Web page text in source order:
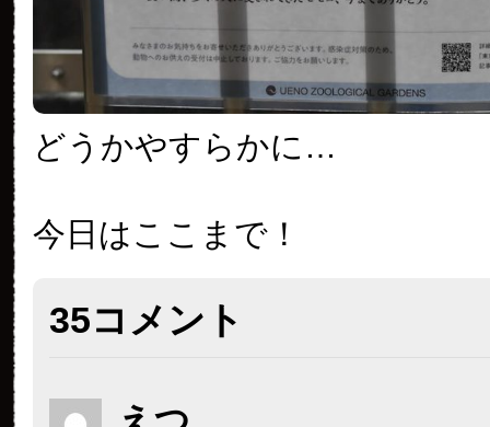
どうかやすらかに…
今日はここまで！
35コメント